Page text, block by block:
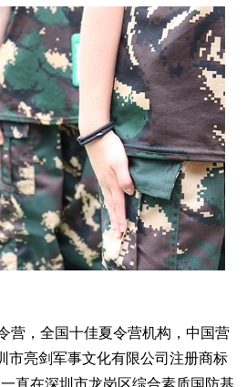
营，全国十佳夏令营机构，中国营
市亮剑军事文化有限公司注册商标
直在深圳市龙岗区综合素质国防基